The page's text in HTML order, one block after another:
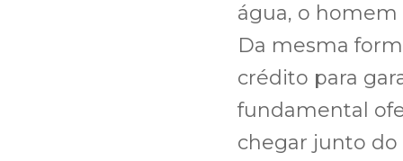
água, o
Da mesma
crédito para
fundamental
chegar junto